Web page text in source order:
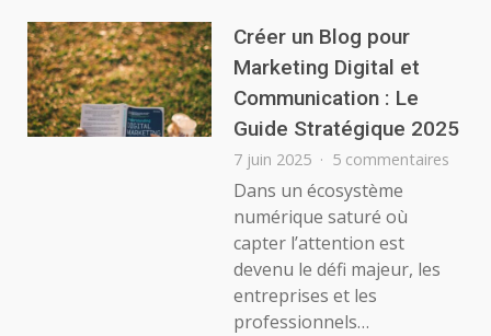
Créer un Blog pour
Marketing Digital et
Communication : Le
Guide Stratégique 2025
7 juin 2025 5 commentaires
Dans un écosystème
numérique saturé où
capter l’attention est
devenu le défi majeur, les
entreprises et les
professionnels…